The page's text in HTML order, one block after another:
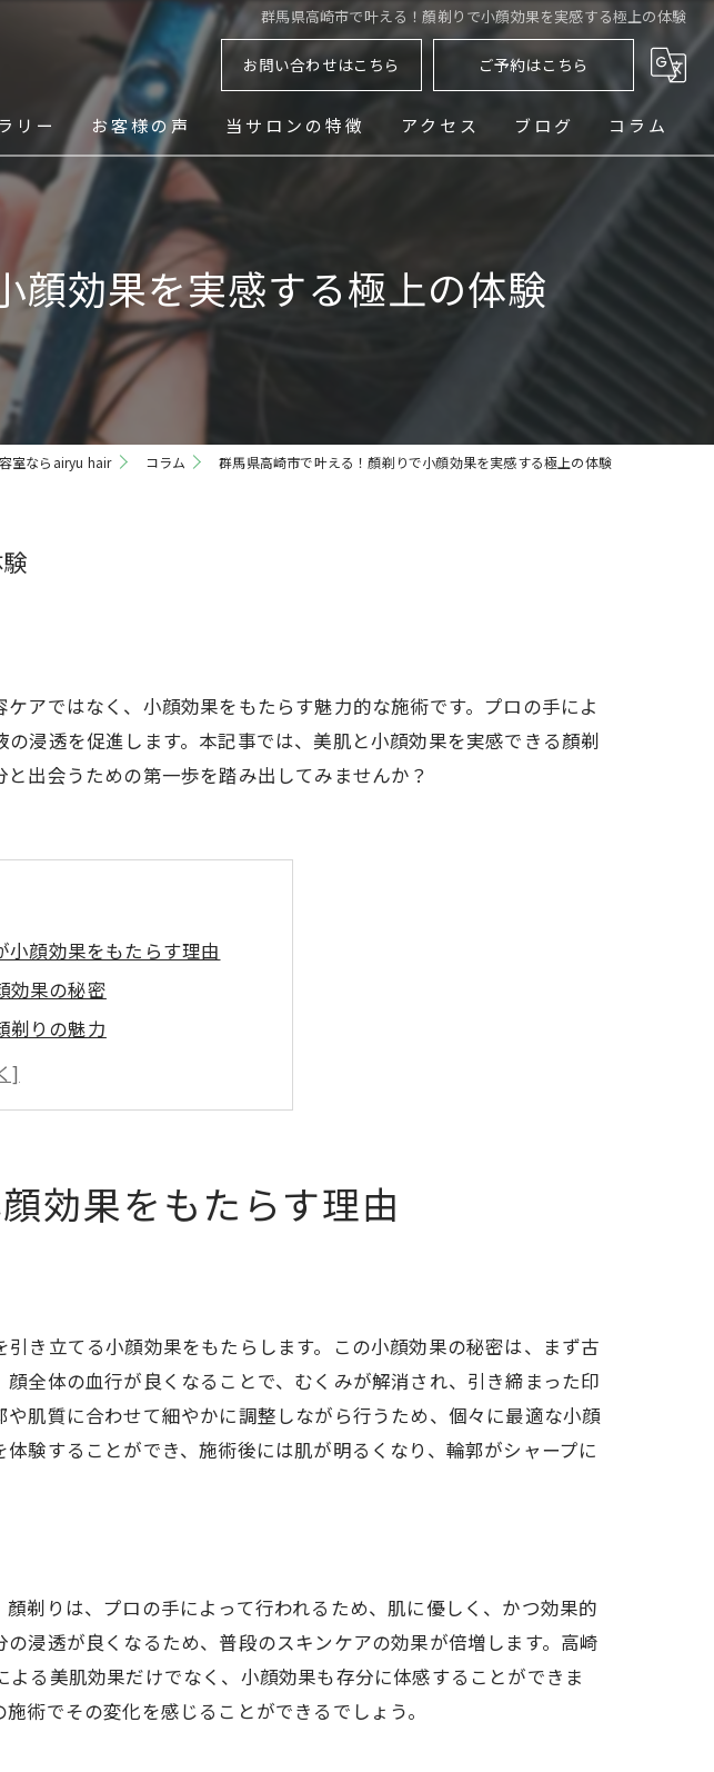
群馬県高崎市で叶える！顏剃りで小顔効果を実感する極上の体験
お問い合わせはこちら ご予約はこちら
リー お客様の声 当サロンの特徴
メンズ
アクセス ブログ コラム
顔効果を実感する極上の体験
室ならairyu hair コラム 群馬県高崎市で叶える！顏剃りで小顔効果を実感する極上の体験
アではなく、小顔効果をもたらす魅力的な施術です。プロの手によ
浸透を促進します。本記事では、美肌と小顔効果を実感できる顏剃
出会うための第一歩を踏み出してみませんか？
顔効果をもたらす理由
効果の秘密
剃りの魅力
出す小顔実現
驚きの小顔効果
で体験する
滑らかな美肌への道
の変化
の魅力に迫る
実現する方法
感動を高崎市で
での体験談
たらす驚きの効果
生力
フレッシュ効果
生まれ変わりの喜び
効果をもたらす理由
き立てる小顔効果をもたらします。この小顔効果の秘密は、まず古
全体の血行が良くなることで、むくみが解消され、引き締まった印
肌質に合わせて細やかに調整しながら行うため、個々に最適な小顔
験することができ、施術後には肌が明るくなり、輪郭がシャープに
剃りは、プロの手によって行われるため、肌に優しく、かつ効果的
浸透が良くなるため、普段のスキンケアの効果が倍増します。高崎
る美肌効果だけでなく、小顔効果も存分に体感することができま
術でその変化を感じることができるでしょう。